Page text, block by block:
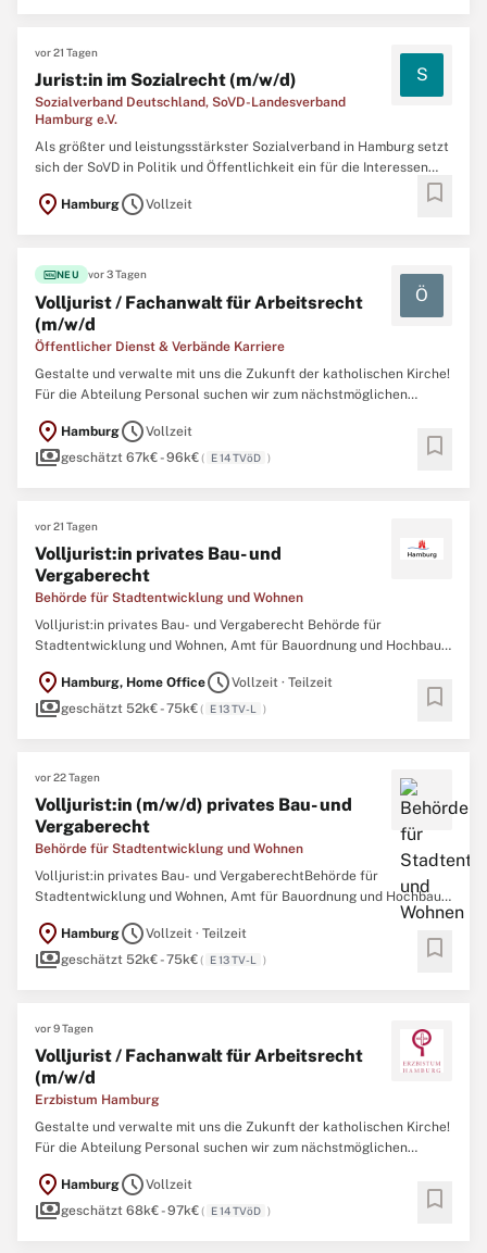
vor 21 Tagen
Jurist:in im Sozialrecht (m/w/d)
Sozialverband Deutschland, SoVD-Landesverband
Hamburg e.V.
S
Als größter und leistungsstärkster Sozialverband in Hamburg setzt
sich der SoVD in Politik und Öffentlichkeit ein für die Interessen
von benachteiligten Menschen und steht seinen Mitgliedern auf
allen Gebieten des Sozialrechts mit Rat und Tat zur Seite. Der SoVD
location_on HamburgscheduleVollzeit bookmark
fiber_newNEU vor 3 Tagen
Volljurist / Fachanwalt für Arbeitsrecht
(m/w/d
Öffentlicher Dienst & Verbände Karriere
Ö
Gestalte und verwalte mit uns die Zukunft der katholischen Kirche!
Für die Abteilung Personal suchen wir zum nächstmöglichen
Referenten für Arbeitsrecht und Tarife (m/w/d). Die Stelle ist
unbefristet und in Vollzeit (39 Std./ Woche) ...
location_on HamburgscheduleVollzeit
paymentsgeschätzt 67k€ - 96k€( E 14 TVöD ) bookmark
vor 21 Tagen
Volljurist:in privates Bau- und
Vergaberecht
Behörde für Stadtentwicklung und Wohnen
Volljurist:in privates Bau- und Vergaberecht Behörde für
Stadtentwicklung und Wohnen, Amt für Bauordnung und Hochbau,
schnellstmöglich Art der Anstellung: Vollzeit/Teilzeit (unbefristet)
Bezahlung: EGr. 13 TV-L BesGr. A13 HmbBesG Bewerbungsfrist:
location_on Hamburg, Home OfficescheduleVollzeit · Teilzeit
paymentsgeschätzt 52k€ - 75k€( E 13 TV-L ) bookmark
vor 22 Tagen
Volljurist:in (m/w/d) privates Bau- und
Vergaberecht
Behörde für Stadtentwicklung und Wohnen
Volljurist:in privates Bau- und VergaberechtBehörde für
Stadtentwicklung und Wohnen, Amt für Bauordnung und Hochbau,
schnellstmöglichArt der Anstellung: Vollzeit/Teilzeit
(unbefristet)Bezahlung: EGr. 13 TV-L BesGr. A13
location_on HamburgscheduleVollzeit · Teilzeit
paymentsgeschätzt 52k€ - 75k€( E 13 TV-L ) bookmark
vor 9 Tagen
Volljurist / Fachanwalt für Arbeitsrecht
(m/w/d
Erzbistum Hamburg
Gestalte und verwalte mit uns die Zukunft der katholischen Kirche!
Für die Abteilung Personal suchen wir zum nächstmöglichen
Referenten für Arbeitsrecht und Tarife (m/w/d). Die Stelle ist
unbefristet und in Vollzeit (39 Std./ Woche) ...
location_on HamburgscheduleVollzeit
paymentsgeschätzt 68k€ - 97k€( E 14 TVöD ) bookmark